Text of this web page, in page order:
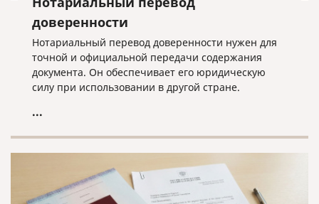
доверенности
Нотариальный перевод доверенности нужен для
точной и официальной передачи содержания
документа. Он обеспечивает его юридическую
силу при использовании в другой стране.
...